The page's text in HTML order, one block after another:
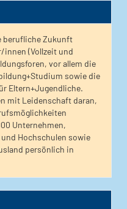
berufliche Zukunft
(Vollzeit und
vor allem die
sowie die
Eltern+Jugendliche.
mit Leidenschaft daran,
Unternehmen,
Hochschulen sowie
persönlich in